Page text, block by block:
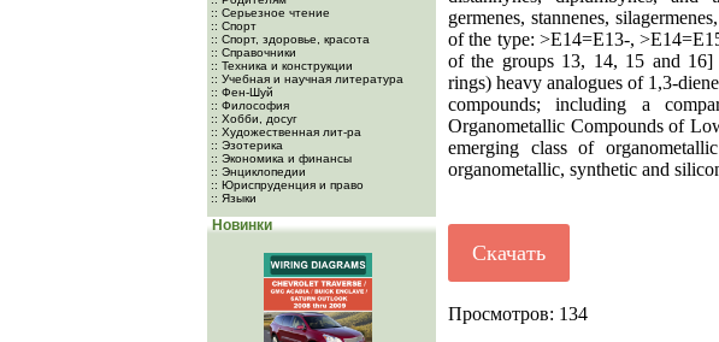
:: Серьезное чтение
:: Спорт
:: Спорт, здоровье, красота
:: Справочники
:: Техника и конструкции
:: Учебная и научная литература
:: Фен-Шуй
:: Философия
:: Хобби, досуг
:: Художественная лит-ра
:: Эзотерика
:: Экономика и финансы
:: Энциклопедии
:: Юриспруденция и право
:: Языки
Новинки
germenes, stannenes,
of the type: >E14=E13-,
of the groups 13, 14, 15 and 16]
rings) heavy analogues of 1,3-
compounds; including a
Organometallic Compounds of
emerging class of
organometallic, synthetic and
Скачать
Просмотров: 134